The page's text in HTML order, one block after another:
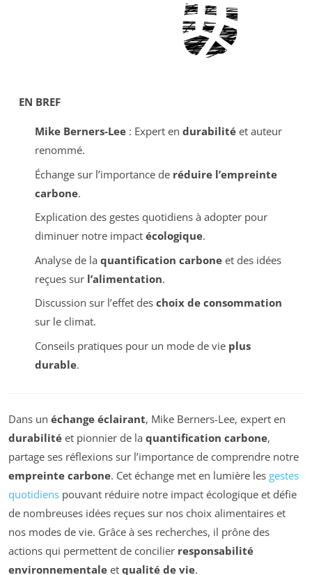
EN BREF
Mike Berners-Lee: Expert en durabilitéet auteur
renommé.
Échange sur l’importance de réduire l’empreinte
carbone.
Explication des gestes quotidiens à adopter pour
diminuer notre impact écologique.
Analyse de la quantification carboneet des idées
reçues sur l’alimentation.
Discussion sur l’effet des choix de consommation
sur le climat.
Conseils pratiques pour un mode de vie plus
durable.
Dans un échange éclairant, Mike Berners-Lee, expert en
durabilité et pionnier de la quantification carbone,
partage ses réflexions sur l’importance de comprendre notre
empreinte carbone. Cet échange met en lumière les gestes
quotidiens pouvant réduire notre impact écologique et défie
de nombreuses idées reçues sur nos choix alimentaires et
nos modes de vie. Grâce à ses recherches, il prône des
actions qui permettent de concilier responsabilité
environnementale et qualité de vie.